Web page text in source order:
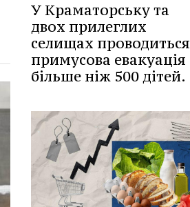
У Краматорську та
двох прилеглих
селищах проводиться
примусова евакуація
більше ніж 500 дітей.